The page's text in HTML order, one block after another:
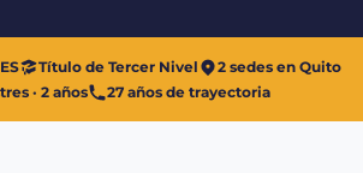
Título de Tercer Nivel
2 sedes en Quito
· 2 años
27 años de trayectoria